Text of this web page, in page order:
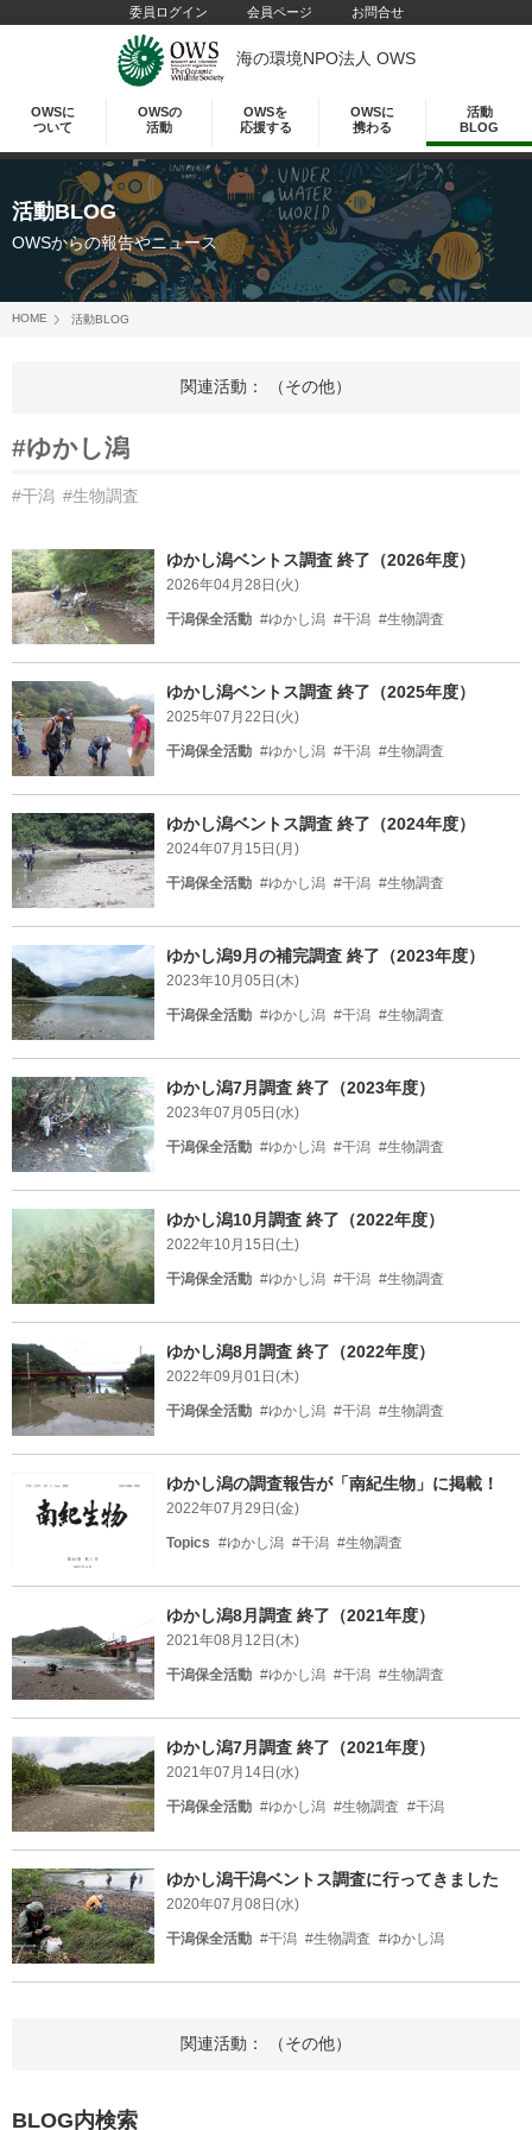
委員ログイン 会員ページ お問合せ
海の環境NPO法人 OWS
OWSに
ついて
OWSの
活動
OWSを
応援する
OWSに
携わる
活動
BLOG
活動BLOG
OWSからの報告やニュース
HOME 活動BLOG
関連活動： （その他）
#ゆかし潟
#干潟 #生物調査
ゆかし潟ベントス調査 終了（2026年度）
2026年04月28日(火)
干潟保全活動 #ゆかし潟 #干潟 #生物調査
ゆかし潟ベントス調査 終了（2025年度）
2025年07月22日(火)
干潟保全活動 #ゆかし潟 #干潟 #生物調査
ゆかし潟ベントス調査 終了（2024年度）
2024年07月15日(月)
干潟保全活動 #ゆかし潟 #干潟 #生物調査
ゆかし潟9月の補完調査 終了（2023年度）
2023年10月05日(木)
干潟保全活動 #ゆかし潟 #干潟 #生物調査
ゆかし潟7月調査 終了（2023年度）
2023年07月05日(水)
干潟保全活動 #ゆかし潟 #干潟 #生物調査
ゆかし潟10月調査 終了（2022年度）
2022年10月15日(土)
干潟保全活動 #ゆかし潟 #干潟 #生物調査
ゆかし潟8月調査 終了（2022年度）
2022年09月01日(木)
干潟保全活動 #ゆかし潟 #干潟 #生物調査
ゆかし潟の調査報告が「南紀生物」に掲載！
2022年07月29日(金)
Topics #ゆかし潟 #干潟 #生物調査
ゆかし潟8月調査 終了（2021年度）
2021年08月12日(木)
干潟保全活動 #ゆかし潟 #干潟 #生物調査
ゆかし潟7月調査 終了（2021年度）
2021年07月14日(水)
干潟保全活動 #ゆかし潟 #生物調査 #干潟
ゆかし潟干潟ベントス調査に行ってきました
2020年07月08日(水)
干潟保全活動 #干潟 #生物調査 #ゆかし潟
関連活動： （その他）
BLOG内検索